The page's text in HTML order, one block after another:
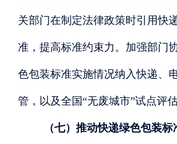
关部门在制定法律政策时引用快
准，提高标准约束力。加强部门
色包装标准实施情况纳入快递、
管，以及全国“无废城市”试点评估
（七）推动快递绿色包装标